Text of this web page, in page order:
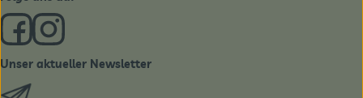
Externer Link zu https://www.facebook.com/derBiobote/
Externer Link zu https://www.instagram.com/
Unser aktueller Newsletter